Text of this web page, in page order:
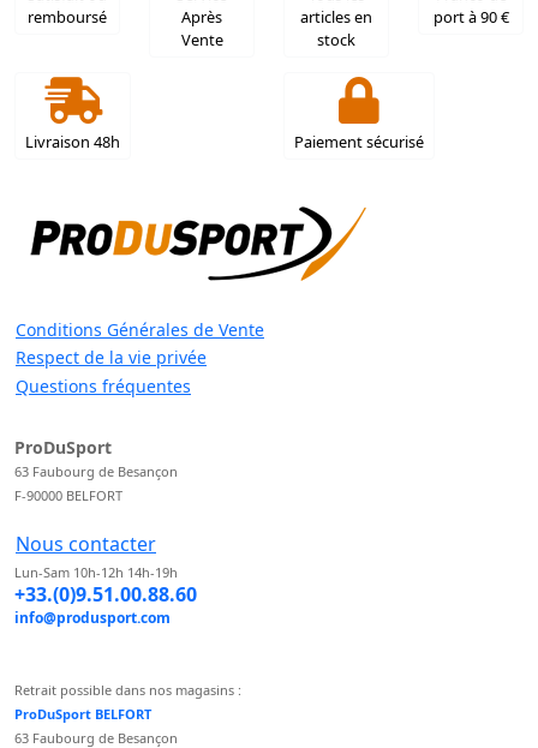
remboursé
Après
Vente
articles en
stock
port à 90 €
Livraison 48h Paiement sécurisé
Conditions Générales de Vente
Respect de la vie privée
Questions fréquentes
ProDuSport
63 Faubourg de Besançon
F-90000 BELFORT
Nous contacter
Lun-Sam 10h-12h 14h-19h
+33.(0)9.51.00.88.60
info@produsport.com
Retrait possible dans nos magasins :
ProDuSport BELFORT
63 Faubourg de Besançon